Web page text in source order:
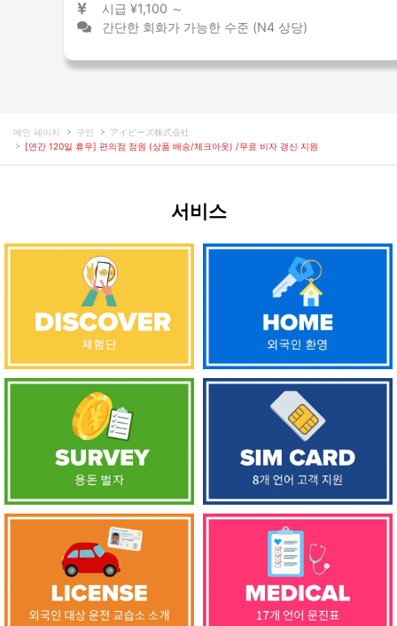
시급 ¥1,100 ～
간단한 회화가 가능한 수준 (N4 상당)
메인 페이지 구인
アイビーズ株式会社
[연간 120일 휴무] 편의점 점원 (상품 배송/체크아웃) /무료 비자 갱신 지원
서비스